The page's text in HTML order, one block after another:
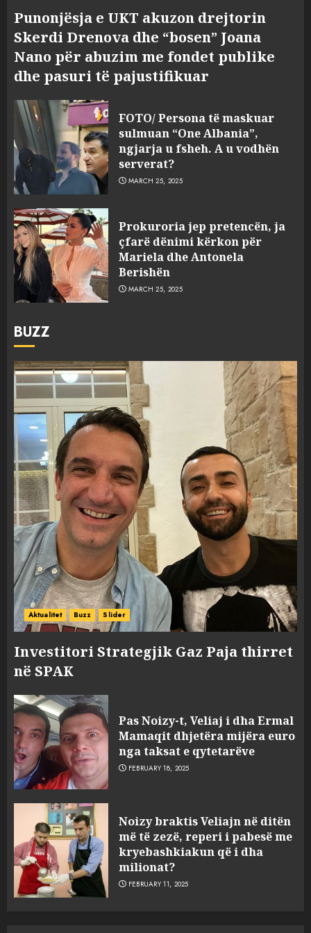
Punonjësja e UKT akuzon drejtorin
Skerdi Drenova dhe “bosen” Joana
Nano për abuzim me fondet publike
dhe pasuri të pajustifikuar
FOTO/ Persona të maskuar
sulmuan “One Albania”,
ngjarja u fsheh. A u vodhën
serverat?
MARCH 25, 2025
Prokuroria jep pretencën, ja
çfarë dënimi kërkon për
Mariela dhe Antonela
Berishën
MARCH 25, 2025
BUZZ
Aktualitet Buzz Slider
Investitori Strategjik Gaz Paja thirret
në SPAK
Pas Noizy-t, Veliaj i dha Ermal
Mamaqit dhjetëra mijëra euro
nga taksat e qytetarëve
FEBRUARY 18, 2025
Noizy braktis Veliajn në ditën
më të zezë, reperi i pabesë me
kryebashkiakun që i dha
milionat?
FEBRUARY 11, 2025
3
sulmuan “One Albania”,
ngjarja u fsheh. A u vodhën
serverat?
MARCH 25, 2025